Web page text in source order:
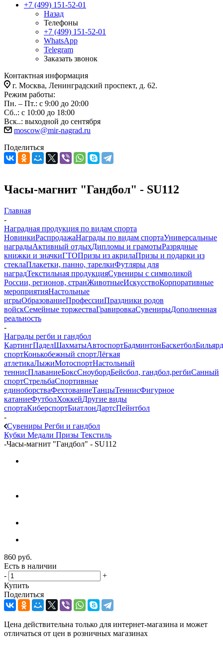
+7 (499) 151-52-01
Назад
Телефоны
+7 (499) 151-52-01
WhatsApp
Telegram
Заказать звонок
Контактная информация
г. Москва, Ленинградский проспект, д. 62.
Режим работы:
Пн. – Пт.: с 9:00 до 20:00
Сб..: с 10:00 до 18:00
Вск..: выходной до сентября
moscow@mir-nagrad.ru
Поделиться
Часы-магнит "Гандбол" - SU112
Главная
-
Наградная продукция по видам спорта
НовинкиРаспродажаНаграды по видам спортаУниверсальные
наградыАктивный отдыхДипломы и грамотыРазрядные
книжки и значкиГТОПризы из акрилаПризы и подарки из
стеклаПлакетки, панно, тарелкиФутляры для
наградТекстильная продукцияСувениры с символикой
России, регионов, странЖивотныеИскусствоКорпоративные
мероприятияНастольные
игрыОбразованиеПрофессииПраздники родов
войскСемейные торжестваГравировкаСувенирыДополненная
реальность
-
Награды регби и гандбол
КартингПаделШахматыАвтоспортБадминтонБаскетболБильярд
спортКонькобежный спортЛёгкая
атлетикаЛыжиМотоспортНастольный
теннисПлаваниеБоксСноубордБейсбол, гандбол,регбиСанный
спортСтрельбаСпортивные
единоборстваФехтованиеТанцыТеннисФигурное
катаниеФутболХоккейДругие виды
спортаКиберспортБиатлонДартсПейнтбол
-
Сувениры Регби и гандбол
Кубки Медали Призы Текстиль
-Часы-магнит "Гандбол" - SU112
860 руб.
Есть в наличии
-
+
Купить
Поделиться
Цена действительна только для интернет-магазина и может
отличаться от цен в розничных магазинах